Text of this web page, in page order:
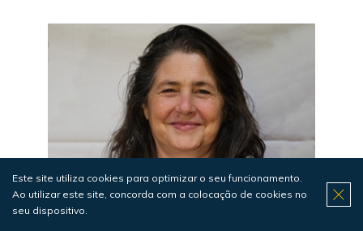
Este site utiliza cookies para optimizar o seu funcionamento.
Ao utilizar este site, concorda com a colocação de cookies no
seu dispositivo.